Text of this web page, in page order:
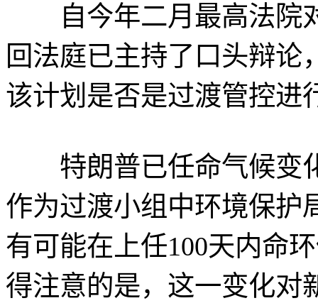
自今年二月最高法院
回法庭已主持了口头辩
该计划是否是过渡管控进
特朗普已任命气候变化
作为过渡小组中环境保护
有可能在上任100天内命
得注意的是，这一变化对